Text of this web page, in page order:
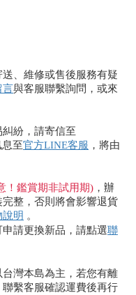
、維修或售後服務有疑
言與客服聯繫詢問，或來
紛，請寄信至
至官方LINE客服 ，將由
！鑑賞期非試用期) ，辦
整，否則將會影響退貨
說明 。
請更換新品，請點選聯
灣本島為主，若您有離
聯繫客服確認運費後再行